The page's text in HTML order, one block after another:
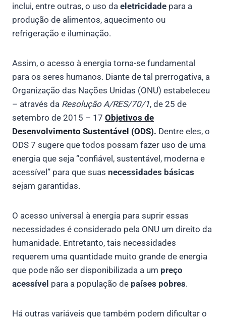
inclui, entre outras, o uso da eletricidade para a
produção de alimentos, aquecimento ou
refrigeração e iluminação.
Assim, o acesso à energia torna-se fundamental
para os seres humanos. Diante de tal prerrogativa, a
Organização das Nações Unidas (ONU) estabeleceu
– através da Resolução A/RES/70/1, de 25 de
setembro de 2015 – 17 Objetivos de
Desenvolvimento Sustentável (ODS). Dentre eles, o
ODS 7 sugere que todos possam fazer uso de uma
energia que seja “confiável, sustentável, moderna e
acessível” para que suas necessidades básicas
sejam garantidas.
O acesso universal à energia para suprir essas
necessidades é considerado pela ONU um direito da
humanidade. Entretanto, tais necessidades
requerem uma quantidade muito grande de energia
que pode não ser disponibilizada a um preço
acessível para a população de países pobres.
Há outras variáveis que também podem dificultar o